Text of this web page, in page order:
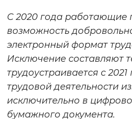
Цвет
Монохромный
Включены
С 2020 года работающие
возможность
электронный формат
Исключение составляют
трудоустраивается с
трудовой деятельности
исключительно в
бумажного документа.